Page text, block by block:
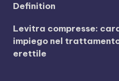
Definition
Levitra compresse:
impiego nel
erettile